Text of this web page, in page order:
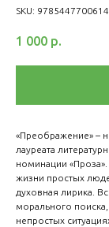
SKU: 9785447700614
1 000 р.
«Преображение» –
лауреата
номинации
жизни простых
духовная лирика.
морального
непростых